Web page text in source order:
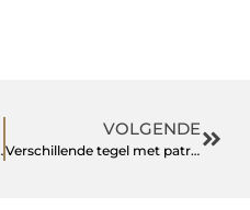
prijs?
VOLGENDE
Verschillende tegel met patroon